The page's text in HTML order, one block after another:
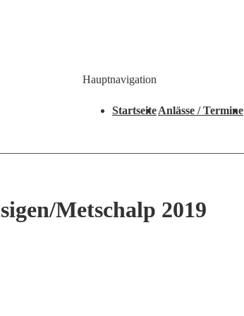
Hauptnavigation
StartseiteAnlässe / Termine
Metschalp 2019